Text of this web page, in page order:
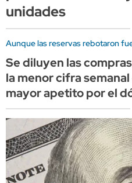
unidades
Aunque las reservas rebotaron
Se diluyen las
la menor cifra
mayor apetito por el